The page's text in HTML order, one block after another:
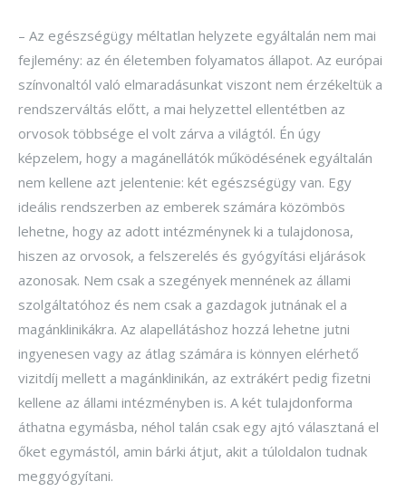
– Az egészségügy méltatlan helyzete egyáltalán nem mai
fejlemény: az én életemben folyamatos állapot. Az európai
színvonaltól való elmaradásunkat viszont nem érzékeltük a
rendszerváltás előtt, a mai helyzettel ellentétben az
orvosok többsége el volt zárva a világtól. Én úgy
képzelem, hogy a magánellátók működésének egyáltalán
nem kellene azt jelentenie: két egészségügy van. Egy
ideális rendszerben az emberek számára közömbös
lehetne, hogy az adott intézménynek ki a tulajdonosa,
hiszen az orvosok, a felszerelés és gyógyítási eljárások
azonosak. Nem csak a szegények mennének az állami
szolgáltatóhoz és nem csak a gazdagok jutnának el a
magánklinikákra. Az alapellátáshoz hozzá lehetne jutni
ingyenesen vagy az átlag számára is könnyen elérhető
vizitdíj mellett a magánklinikán, az extrákért pedig fizetni
kellene az állami intézményben is. A két tulajdonforma
áthatna egymásba, néhol talán csak egy ajtó választaná el
őket egymástól, amin bárki átjut, akit a túloldalon tudnak
meggyógyítani.